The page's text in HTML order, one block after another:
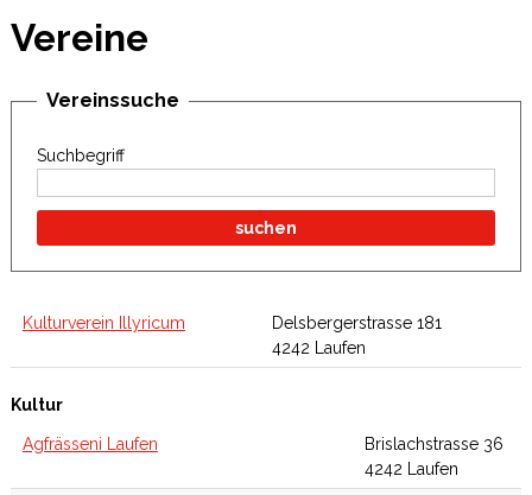
Vereine
Vereinssuche
Suchbegriff
suchen
Kulturverein Illyricum
Delsbergerstrasse 181
4242 Laufen
Kultur
Agfrässeni Laufen
Brislachstrasse 36
4242 Laufen